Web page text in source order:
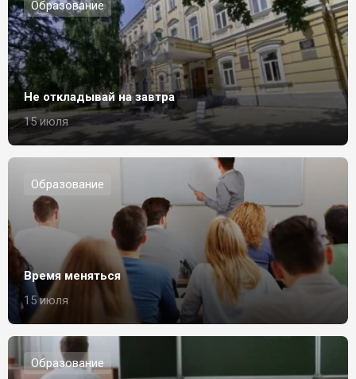
Образование
Не откладывай на завтра
15 июля
Образование
Время меняться
15 июля
Образование